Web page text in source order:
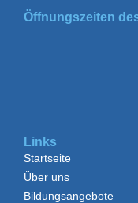
Öffnungszeiten
Links
Startseite
Über uns
Bildungsangebote